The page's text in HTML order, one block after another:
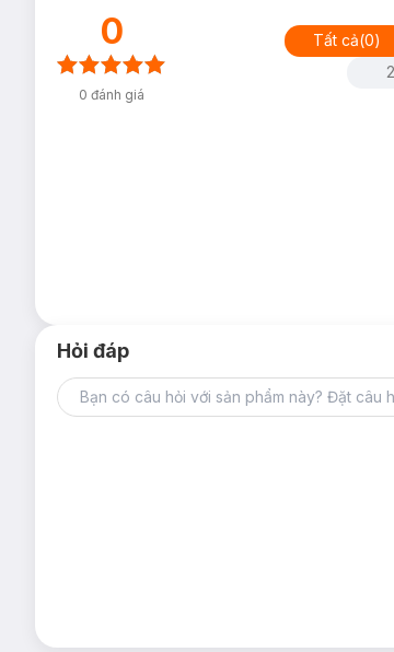
#NC25: Màu sáng với sắc da vàng
0
0 đánh giá
Tất cả(0)
Hỏi đáp